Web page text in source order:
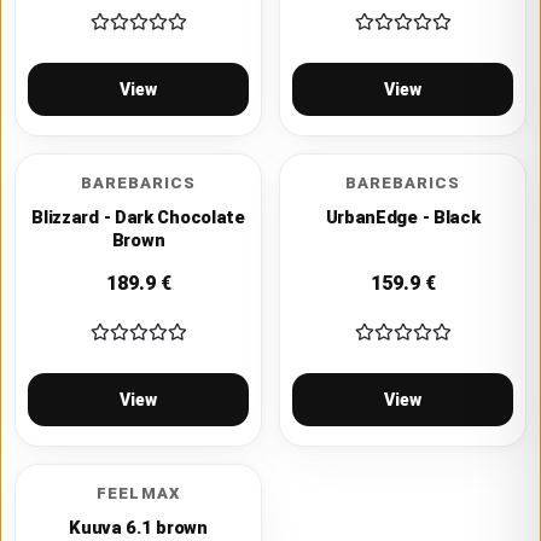
View View
BAREBARICS
Blizzard - Dark Chocolate
Brown
189.9€
View
BAREBARICS
UrbanEdge - Black
159.9€
View
FEELMAX
Kuuva 6.1 brown